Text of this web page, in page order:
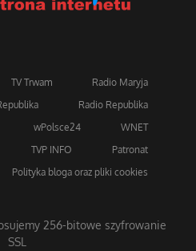
TV Trwam
Radio Maryja
Radio Republika
wPolsce24
WNET
TVP INFO
Patronat
Polityka bloga oraz pliki cookies
256-bitowe szyfrowanie
SSL